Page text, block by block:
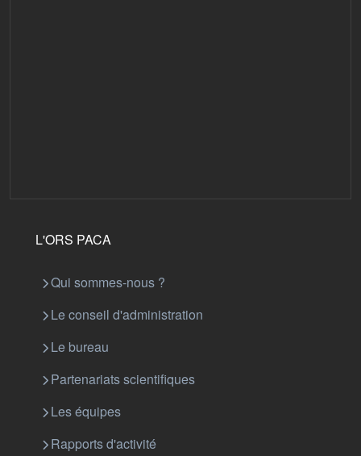
L'ORS PACA
Qui sommes-nous ?
Le conseil d'administration
Le bureau
Partenariats scientifiques
Les équipes
Rapports d'activité